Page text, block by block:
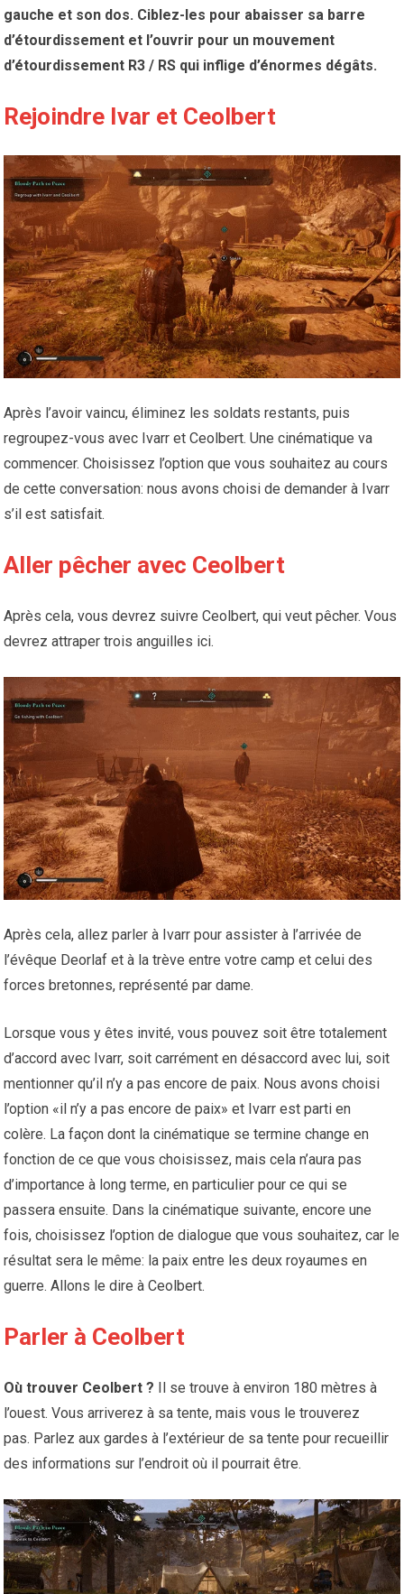
gauche et son dos. Ciblez-les pour abaisser sa barre
d’étourdissement et l’ouvrir pour un mouvement
d’étourdissement R3 / RS qui inflige d’énormes dégâts.
Rejoindre Ivar et Ceolbert
Après l’avoir vaincu, éliminez les soldats restants, puis
regroupez-vous avec Ivarr et Ceolbert. Une cinématique va
commencer. Choisissez l’option que vous souhaitez au cours
de cette conversation: nous avons choisi de demander à Ivarr
s’il est satisfait.
Aller pêcher avec Ceolbert
Après cela, vous devrez suivre Ceolbert, qui veut pêcher. Vous
devrez attraper trois anguilles ici.
Après cela, allez parler à Ivarr pour assister à l’arrivée de
l’évêque Deorlaf et à la trève entre votre camp et celui des
forces bretonnes, représenté par dame.
Lorsque vous y êtes invité, vous pouvez soit être totalement
d’accord avec Ivarr, soit carrément en désaccord avec lui, soit
mentionner qu’il n’y a pas encore de paix. Nous avons choisi
l’option «il n’y a pas encore de paix» et Ivarr est parti en
colère. La façon dont la cinématique se termine change en
fonction de ce que vous choisissez, mais cela n’aura pas
d’importance à long terme, en particulier pour ce qui se
passera ensuite. Dans la cinématique suivante, encore une
fois, choisissez l’option de dialogue que vous souhaitez, car le
résultat sera le même: la paix entre les deux royaumes en
guerre. Allons le dire à Ceolbert.
Parler à Ceolbert
Où trouver Ceolbert ?
Il se trouve à environ 180 mètres à
l’ouest. Vous arriverez à sa tente, mais vous le trouverez
pas. Parlez aux gardes à l’extérieur de sa tente pour recueillir
des informations sur l’endroit où il pourrait être.